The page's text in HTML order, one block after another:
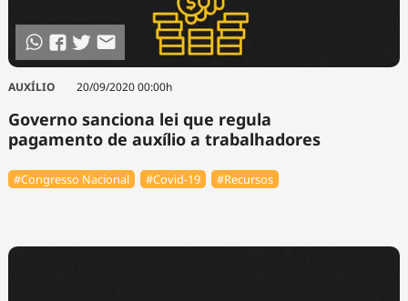
AUXÍLIO 20/09/2020 00:00h
Governo sanciona lei que regula
pagamento de auxílio a trabalhadores
#Congresso Nacional #Covid-19 #Recursos